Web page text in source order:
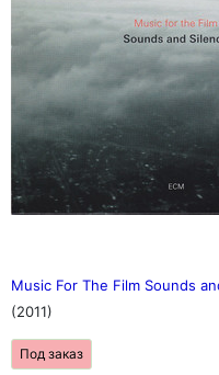
Music For The Film Sounds
(2011)
Под заказ